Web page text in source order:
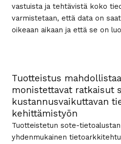
vastuista ja tehtävistä koko
varmistetaan, että data on
oikeaan aikaan ja että se on
Tuotteistus
monistettavat ratkaisut
kustannusvaikuttavan
kehittämistyön
Tuotteistetun sote-
yhdenmukainen